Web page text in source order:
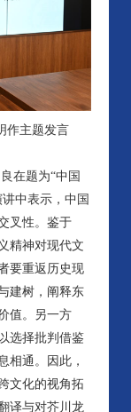
作主题发言
在题为“中国
中表示，中国
叉性。鉴于
精神对现代文
要重返历史现
建树，阐释东
值。另一方
选择批判借鉴
相通。因此，
文化的视角拓
译与对芥川龙